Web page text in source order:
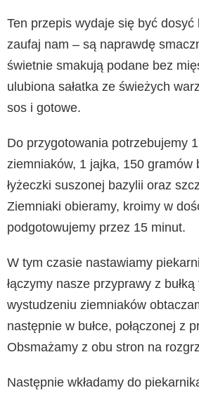
Ten przepis wydaje się być
zaufaj nam – są naprawdę
świetnie smakują podane bez
ulubiona sałatka ze świeżych
sos i gotowe.
Do przygotowania potrzebujemy
ziemniaków, 1 jajka, 150 gramów
łyżeczki suszonej bazylii oraz
Ziemniaki obieramy, kroimy w
podgotowujemy przez 15 minut.
W tym czasie nastawiamy
łączymy nasze przyprawy z
wystudzeniu ziemniaków
następnie w bułce, połączonej z
Obsmażamy z obu stron na
Następnie wkładamy do